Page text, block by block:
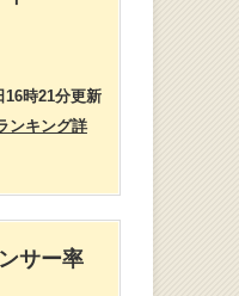
16時21分更新
ンキング詳
サー率